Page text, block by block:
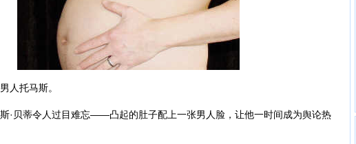
人托马斯。
贝蒂令人过目难忘——凸起的肚子配上一张男人脸，让他一时间成为舆论热